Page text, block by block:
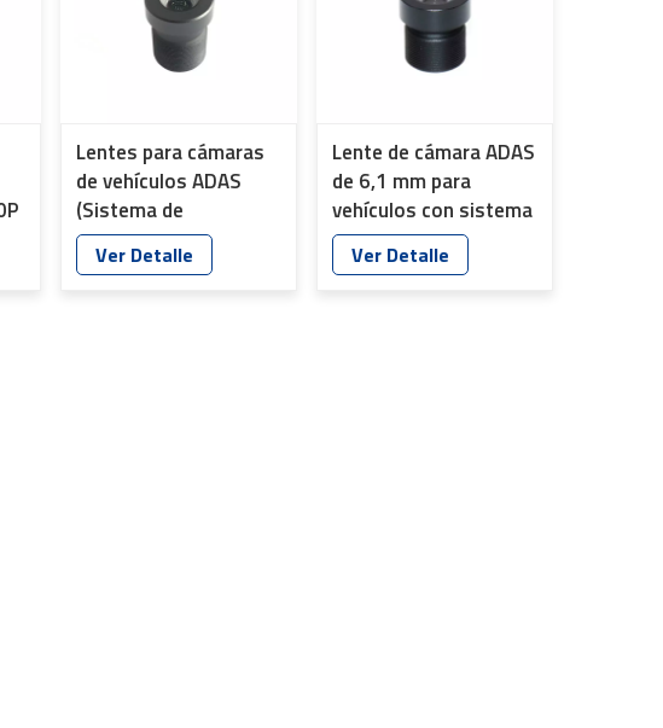
Lentes para cámaras
de vehículos ADAS
(Sistema de
Asistencia Inteligente
para la Conducción)
Ver Detalle
Lente de cámara ADAS
de 6,1 mm para
vehículos con sistema
inteligente de
asistencia a la
Ver Detalle